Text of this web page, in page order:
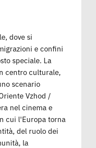
dove si
e confini
speciale. La
centro culturale,
scenario
Vzhod /
nel cinema e
cui l'Europa torna
del ruolo dei
la